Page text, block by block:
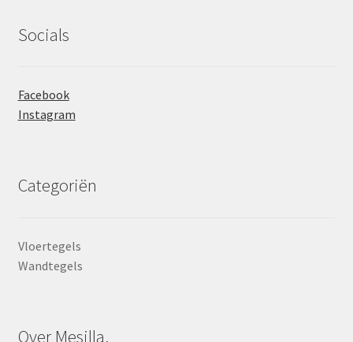
Socials
Facebook
Instagram
Categoriën
Vloertegels
Wandtegels
Over Mesilla.